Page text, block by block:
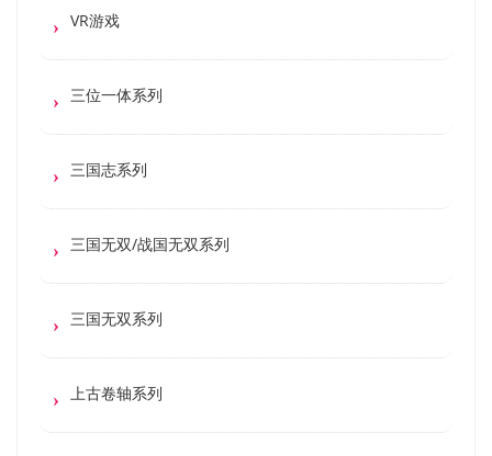
VR游戏
三位一体系列
三国志系列
三国无双/战国无双系列
三国无双系列
上古卷轴系列